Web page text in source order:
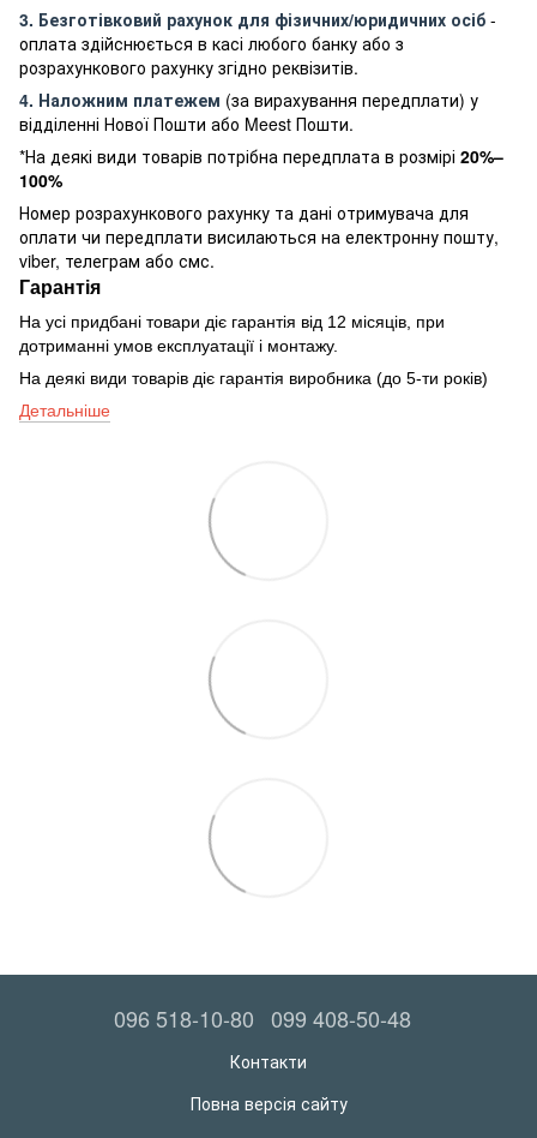
3. Безготівковий рахунок для фізичних/юридичних осіб -
оплата здійснюється в касі любого банку або з
розрахункового рахунку згідно реквізитів.
4. Наложним платежем (за вирахування передплати) у
відділенні Нової Пошти або Meest Пошти.
*На деякі види товарів потрібна передплата в розмірі 20%–
100%
Номер розрахункового рахунку та дані отримувача для
оплати чи передплати висилаються на електронну пошту,
viber, телеграм або смс.
Гарантія
На усі придбані товари діє гарантія від 12 місяців, при
дотриманні умов експлуатації і монтажу.
На деякі види товарів діє гарантія виробника (до 5-ти років)
Детальніше
096 518-10-80 099 408-50-48
Контакти
Повна версія сайту